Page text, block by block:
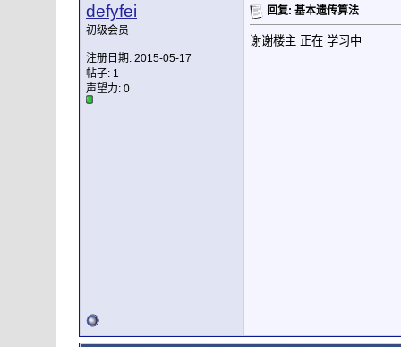
defyfei
初级会员
注册日期: 2015-05-17
帖子: 1
声望力: 0
回复: 基本遗传算法
谢谢楼主 正在 学习中